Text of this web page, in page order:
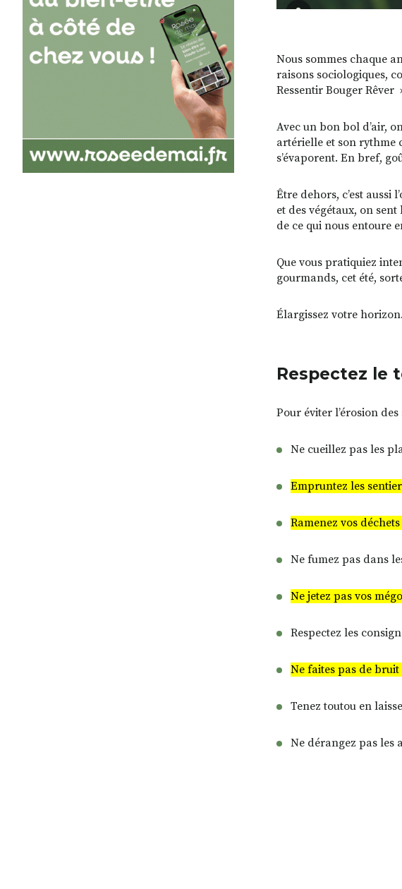
Nous sommes chaque
raisons sociologiques,
Ressentir Bouger
Avec un bon bol d’air,
artérielle et son rythme
s’évaporent. En bref,
Être dehors, c’est aussi
et des végétaux, on
de ce qui nous entoure
Que vous pratiquiez
gourmands, cet été,
Élargissez votre
Respectez le
Pour éviter l’érosion
Ne cueillez pas les
Empruntez les
Ramenez vos
Ne fumez pas dans
Ne jetez pas vos
Respectez les
Ne faites pas de bruit
Tenez toutou en
Ne dérangez pas les